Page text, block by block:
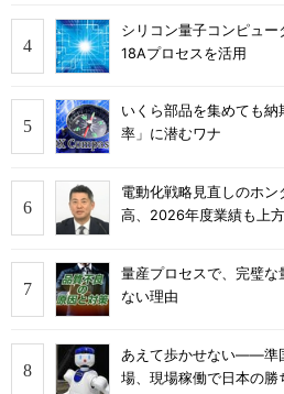
シリコン量子コンピュ
18Aプロセスを活用
いくら部品を集めても
率」に潜むワナ
電動化戦略見直しのホ
高、2026年度業績も上
量産プロセスで、完璧な
ない理由
あえて歩かせない――準
場、現場稼働で日本の勝